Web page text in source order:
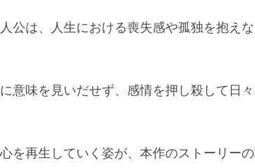
公は、人生における喪失感や孤独を抱えな
意味を見いだせず、感情を押し殺して日
を再生していく姿が、本作のストーリー